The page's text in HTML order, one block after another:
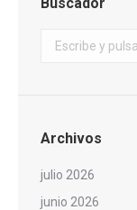
Buscar:
Archivos
julio 2026
junio 2026